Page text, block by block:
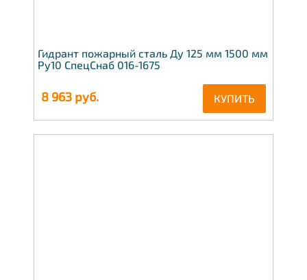
Гидрант пожарный сталь Ду 125 мм 1500 мм
Ру10 СпецСнаб 016-1675
8 963 руб. КУПИТЬ